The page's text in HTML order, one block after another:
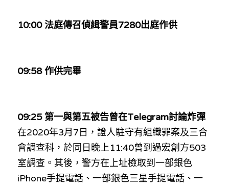
10:00 法庭傳召偵緝警員7280出庭作供
09:58 作供完畢
09:25 第一與第五被告曾在Telegram討論炸彈
在2020年3月7日，證人駐守有組織罪案及三合
會調查科，於同日晚上11:40曾到過宏創方503
室調查。其後，警方在上址檢取到一部銀色
iPhone手提電話、一部銀色三星手提電話、一